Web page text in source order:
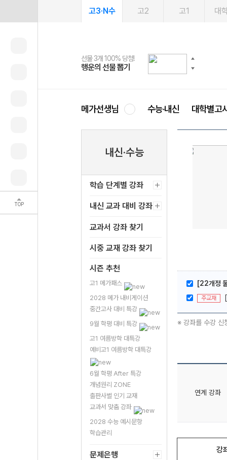
TOP
고3·N수 고2 고1 대
선물 3개 100% 당첨!
행운의 선물 뽑기
선물 100% 증정!
메가스터디 X 올리브
여름방학 스터디 캐시백
메가런 썸머스쿨
2027 러셀 단과
강사 공개선발
스마트러닝앱
설문 EVENT
메가패스
3일 무료 체험권
메가패스 수강생 무료혜택!
메가클럽 멤버십
사회공헌 캠페인
희망이룸 메가나눔
메가선생님 수능·내신 대학별고
내신·수능
학습 단계별 강좌
내신 교과 대비 강좌
교과서 강좌 찾기
시중 교재 강좌 찾기
시즌 추천
고1 메가패스
2028 메가 내비게이션
중간고사 대비 특강
9월 학평 대비 특강
고1 여름방학 대특강
예비고1 여름방학 대특강
6월 학평 After 특강
개념원리 ZONE
출판사별 인기 교재
교과서 맞춤 강좌
2028 수능 예시문항
학습관리
문제은행
[22개정
주교재
※ 강좌를 수강 신
연계 강좌
강